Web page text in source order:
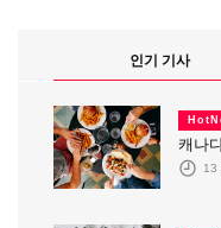
인기 기사
캐나
13